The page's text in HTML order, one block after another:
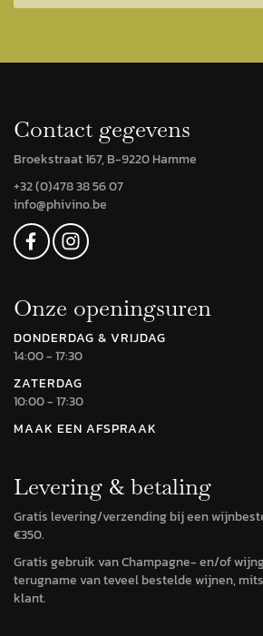
Contact gegevens
Broekstraat 167, B-9220 Hamme
+32 (0)478 38 56 07
info@phivino.be
Onze openingsuren
DONDERDAG & VRIJDAG
14:00 - 17:30
ZATERDAG
10:00 - 17:30
MAAK EEN AFSPRAAK
Levering & betaling
Gratis levering/verzending bij een
€350.
Gratis gebruik van Champagne- en/of
terugname van teveel bestelde wijnen,
klant.